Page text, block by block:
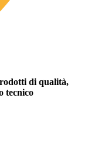
di qualità,
tecnico